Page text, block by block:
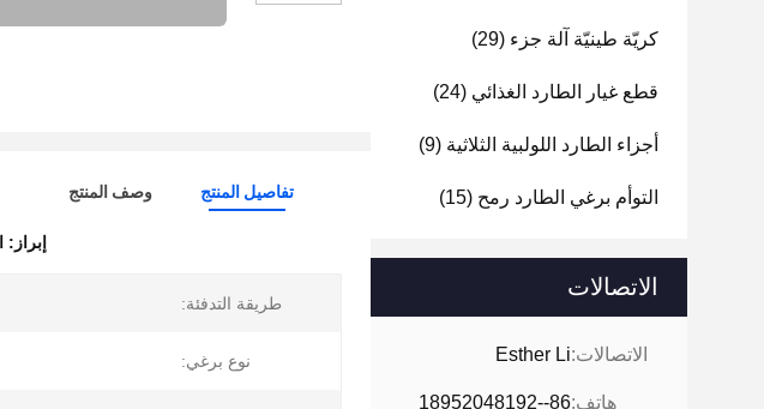
كريّة طينيّة آلة جزء (29)
قطع غيار الطارد الغذائي (24)
أجزاء الطارد اللولبية الثلاثية (9)
التوأم برغي الطارد رمح (15)
الاتصالات
الاتصالات:Esther Li
هاتف:86--18952048192
تفاصيل المنتج وصف المنتج
إبراز:
طريقة التدفئة:
نوع برغي: